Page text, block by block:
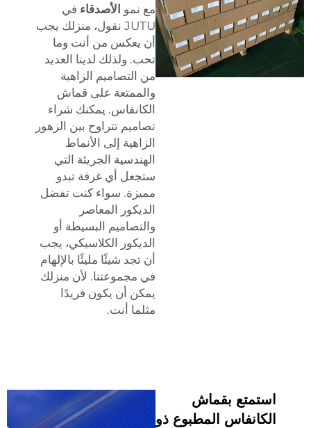
مع نمو الأصدقاء في
JUTU نقول، منزلك يجب
أن يعكس من أنت وما
تحب. ولذلك لدينا العديد
من التصاميم الزاهية
والممتعة على قماش
الكانفاس. يمكنك شراء
تصاميم تتراوح بين الزهور
الزاهية إلى الأنماط
الهندسية الجريئة التي
ستجعل أي غرفة تبدو
مميزة. سواء كنت تفضل
الديكور المعاصر
والتصاميم البسيطة أو
الديكور الكلاسيكي، يجب
أن تجد شيئًا مليئًا بالإلهام
في مجموعتنا. لأن منزلك
يمكن أن يكون فريدًا
مثلما أنت.
استمتع بقماش
الكانفاس المطبوع ذو